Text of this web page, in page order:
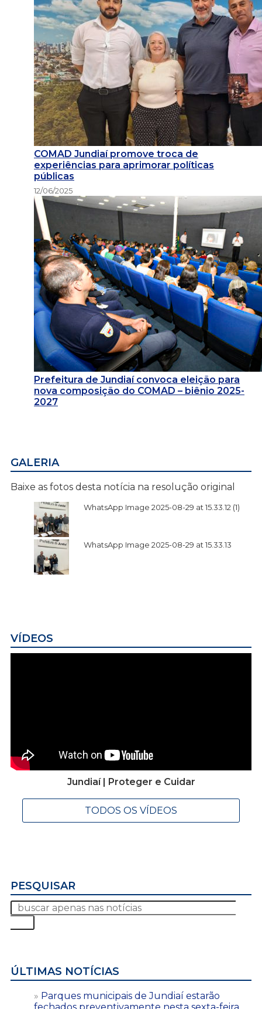
COMAD Jundiaí promove troca de
experiências para aprimorar políticas
públicas
12/06/2025
Prefeitura de Jundiaí convoca eleição para
nova composição do COMAD – biênio 2025-
2027
GALERIA
Baixe as fotos desta notícia na resolução original
WhatsApp Image 2025-08-29 at 15.33.12 (1)
WhatsApp Image 2025-08-29 at 15.33.13
VÍDEOS
Jundiaí | Proteger e Cuidar
TODOS OS VÍDEOS
PESQUISAR
ÚLTIMAS NOTÍCIAS
Parques municipais de Jundiaí estarão